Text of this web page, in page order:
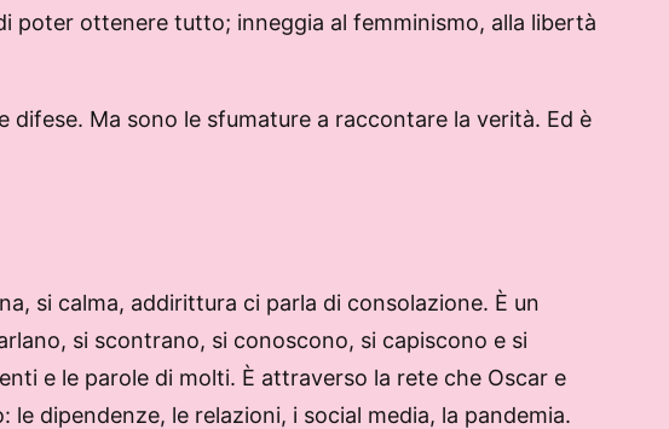
poter ottenere tutto; inneggia al femminismo, alla libertà
difese. Ma sono le sfumature a raccontare la verità. Ed è
si calma, addirittura ci parla di consolazione. È un
si scontrano, si conoscono, si capiscono e si
e le parole di molti. È attraverso la rete che Oscar e
dipendenze, le relazioni, i social media, la pandemia.